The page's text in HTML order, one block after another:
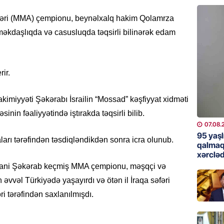
(MMA) çempionu, beynəlxalq hakim Qolamrza
və casusluqda təqsirli bilinərək edam
Şəkərabı İsrailin “Mossad” kəşfiyyat xidməti
fəaliyyətində iştırakda təqsirli bilib.
tərəfindən təsdiqləndikdən sonra icra olunub.
Şəkərab keçmiş MMA çempionu, məşqçi və
Türkiyədə yaşayırdı və ötən il İraqa səfəri
tərəfindən saxlanılmışdı.
Çin
MANŞET
“Birgə
95